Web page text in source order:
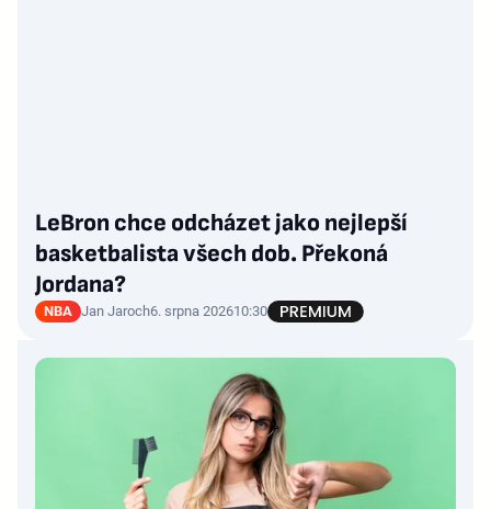
LeBron chce odcházet jako nejlepší
basketbalista všech dob. Překoná
Jordana?
NBA Jan Jaroch6. srpna 202610:30